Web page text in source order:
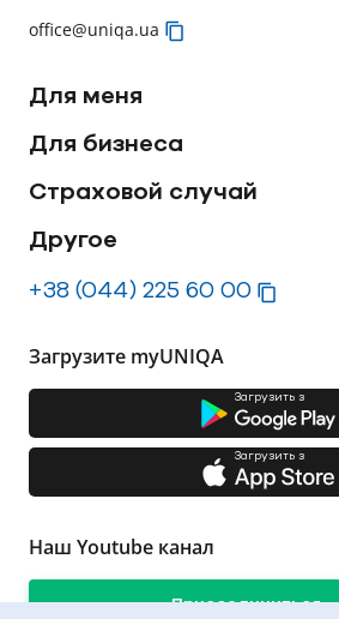
office@uniqa.ua
Для меня
Для бизнеса
Страховой случай
Другое
+38 (044) 225 60 00
Загрузите myUNIQA
Загрузить з
Загрузить з
Наш Youtube канал
Присоединиться